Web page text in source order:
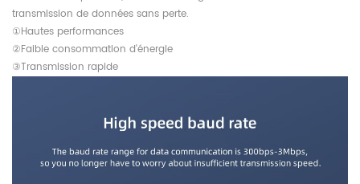
transmission de données sans perte.
①Hautes performances
②Faible consommation d'énergie
③Transmission rapide